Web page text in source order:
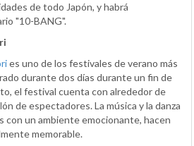
de todo Japón, y habrá
"10-BANG".
es uno de los festivales de verano más
durante dos días durante un fin de
el festival cuenta con alrededor de
de espectadores. La música y la danza
con un ambiente emocionante, hacen
memorable.